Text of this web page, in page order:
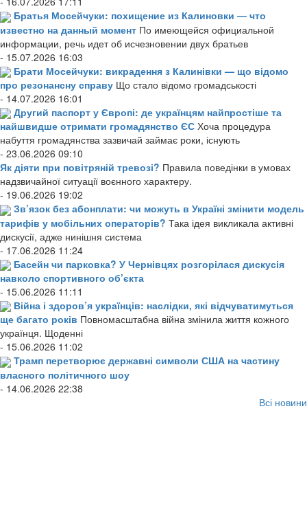
Братья Мосейчуки: похищение из Калиновки — что
известно на данный момент По имеющейся официальной
информации, речь идет об исчезновении двух братьев
- 15.07.2026 16:03
Брати Мосейчуки: викрадення з Калинівки — що відомо
про резонансну справу Що стало відомо громадськості
- 14.07.2026 16:01
Другий паспорт у Європі: де українцям найпростіше та
найшвидше отримати громадянство ЄС Хоча процедура
набуття громадянства зазвичай займає роки, існують
- 23.06.2026 09:10
Як діяти при повітряній тревозі? Правила поведінки в умовах
надзвичайної ситуації воєнного характеру.
- 19.06.2026 19:02
Зв’язок без абонплати: чи можуть в Україні змінити модель
тарифів у мобільних операторів? Така ідея викликала активні
дискусії, адже нинішня система
- 17.06.2026 11:24
Басейн чи парковка? У Чернівцях розгорілася дискусія
навколо спортивного об’єкта
- 15.06.2026 11:11
Війна і здоров’я українців: наслідки, які відчуватимуться
ще багато років Повномасштабна війна змінила життя кожного
українця. Щоденні
- 15.06.2026 11:02
Трамп перетворює державні символи США на частину
власного політичного шоу
- 14.06.2026 22:38
Всі новини